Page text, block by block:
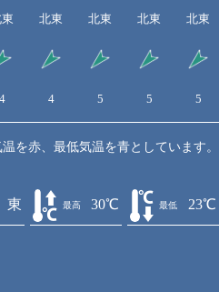
北東 北東 北東 北東
4 4 5 5 5
を赤、最低気温を青としています。
東 最高 30℃ 最低 23℃